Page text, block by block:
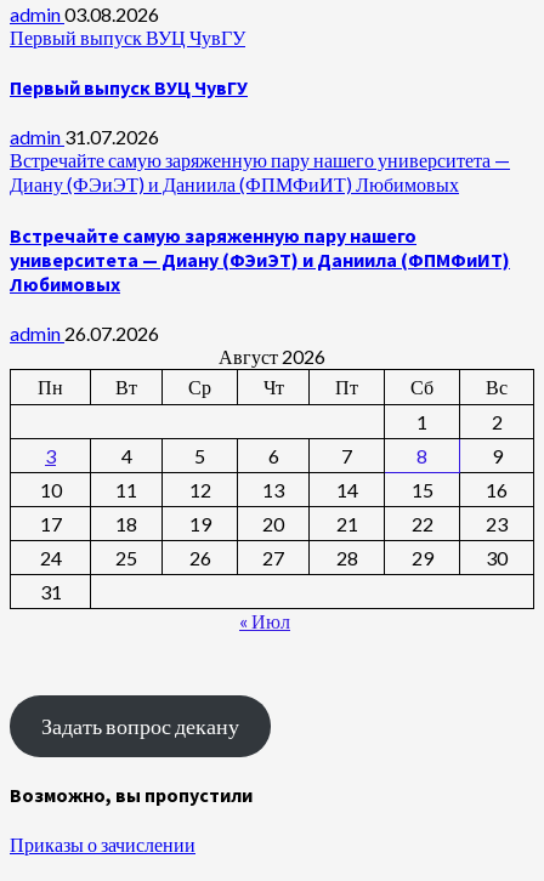
admin03.08.2026
Первый выпуск ВУЦ ЧувГУ
Первый выпуск ВУЦ ЧувГУ
admin 31.07.2026
Встречайте самую заряженную пару нашего университета —
Диану (ФЭиЭТ) и Даниила (ФПМФиИТ) Любимовых
Встречайте самую заряженную пару нашего
университета — Диану (ФЭиЭТ) и Даниила (ФПМФиИТ)
Любимовых
admin 26.07.2026
Август 2026
Пн
Вт Ср Чт Пт Сб
Вс
1
2
3
4 5 6 7 8
9
10
11 12 13 14 15
16
17
18 19 20 21 22
23
24
25 26 27 28 29
30
31
« Июл
Задать вопрос декану
Возможно, вы пропустили
Приказы о зачислении